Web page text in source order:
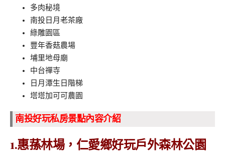
多肉秘境
南投日月老茶廠
綠雕園區
豐年香菇農場
埔里地母廟
中台禪寺
日月潭生日階梯
塔塔加可可農園
南投好玩私房景點內容介紹
1.惠蓀林場，仁愛鄉好玩戶外森林公園